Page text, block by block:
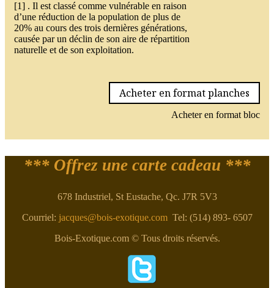
[1] . Il est classé comme vulnérable en raison
d’une réduction de la population de plus de
20% au cours des trois dernières générations,
causée par un déclin de son aire de répartition
naturelle et de son exploitation.
Acheter en format planches
Acheter en format bloc
*** Offrez une carte cadeau ***
678 Industriel, St Eustache, Qc. J7R 5V3
Courriel: jacques@bois-exotique.comTel: (514) 893- 6507
Bois-Exotique.com © Tous droits réservés.